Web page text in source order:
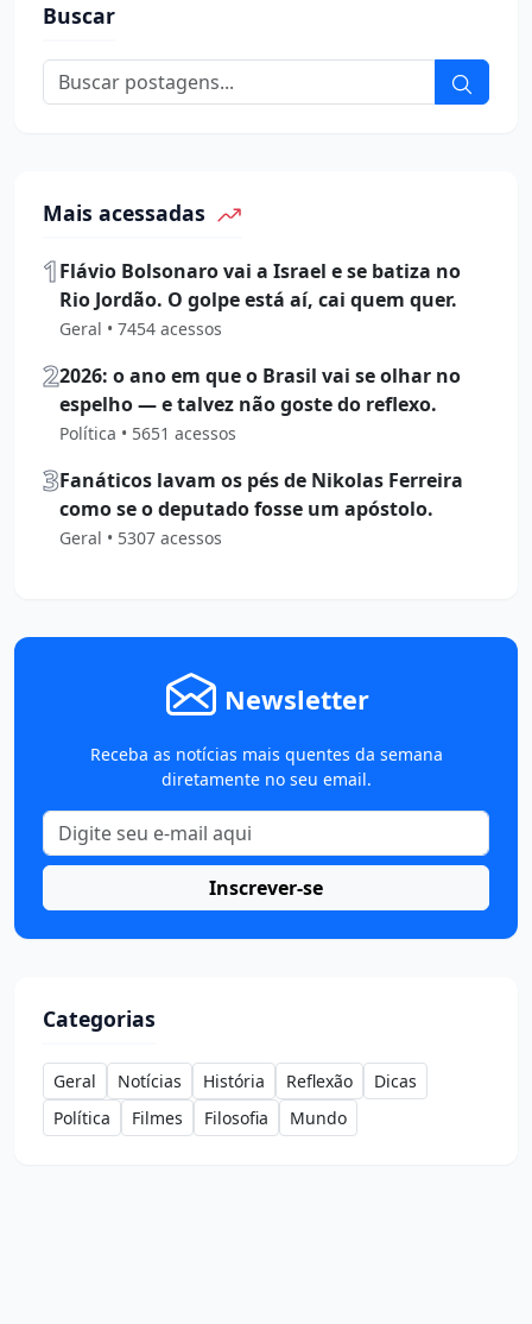
Buscar
Mais acessadas
1Flávio Bolsonaro vai a Israel e se batiza no
Rio Jordão. O golpe está aí, cai quem quer.
Geral • 7454 acessos
22026: o ano em que o Brasil vai se olhar no
espelho — e talvez não goste do reflexo.
Política • 5651 acessos
3Fanáticos lavam os pés de Nikolas Ferreira
como se o deputado fosse um apóstolo.
Geral • 5307 acessos
Newsletter
Receba as notícias mais quentes da semana
diretamente no seu email.
Inscrever-se
Categorias
Geral Notícias História Reflexão
Dicas
Política
Filmes Filosofia Mundo